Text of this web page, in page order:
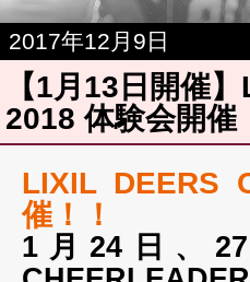
2017年12月9日
【1月13日開催
2018 体験会開催
LIXIL DEERS
催！！
1月24日、